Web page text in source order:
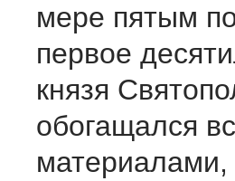
мере пятым
первое
князя
обогащался